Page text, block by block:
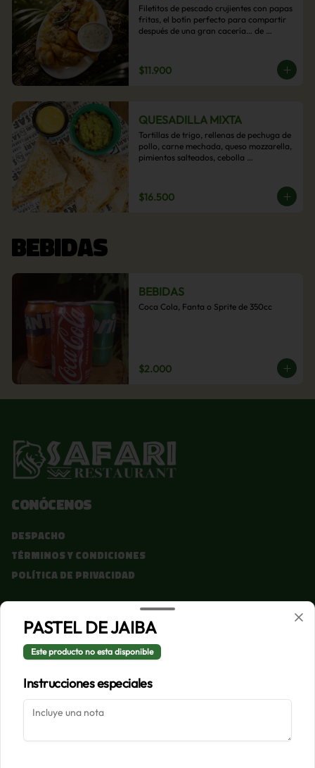
Filetitos de pescado crujientes con papas
fritas, el botín perfecto para compartir
después de una gran cacería… de
$11.900
QUESADILLA MIXTA
Tortillas de trigo, rellenas de pechuga de
pollo, carne mechada, queso mozzarella,
pimientos salteados, cebolla
$16.500
BEBIDAS
BEBIDAS
Coca Cola, Fanta o Sprite de 350cc
$2.000
Conócenos
Despacho
Términos y condiciones
Política de privacidad
Redes sociales
Instagram
Facebook
Mi cuenta
Iniciar sesión
PASTEL DE JAIBA
Este producto no esta disponible
Instrucciones especiales